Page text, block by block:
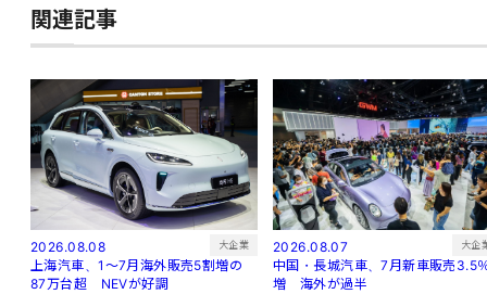
関連記事
2026.08.08 大企業
上海汽車、1～7月海外販売5割増の
87万台超 NEVが好調
2026.08.07 大企
中国・長城汽車、7月新車販売3.5
増 海外が過半